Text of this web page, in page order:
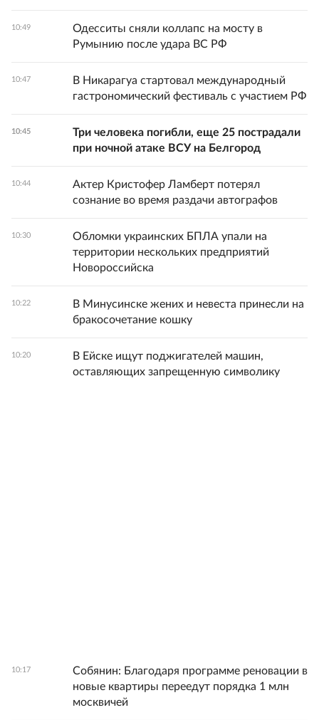
10:49
Одесситы сняли коллапс на мосту в
Румынию после удара ВС РФ
10:47
В Никарагуа стартовал международный
гастрономический фестиваль с участием РФ
10:45
Три человека погибли, еще 25 пострадали
при ночной атаке ВСУ на Белгород
10:44
Актер Кристофер Ламберт потерял
сознание во время раздачи автографов
10:30
Обломки украинских БПЛА упали на
территории нескольких предприятий
Новороссийска
10:22
В Минусинске жених и невеста принесли на
бракосочетание кошку
10:20
В Ейске ищут поджигателей машин,
оставляющих запрещенную символику
10:17
Собянин: Благодаря программе реновации в
новые квартиры переедут порядка 1 млн
москвичей